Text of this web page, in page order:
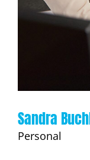
Sandra
Personal